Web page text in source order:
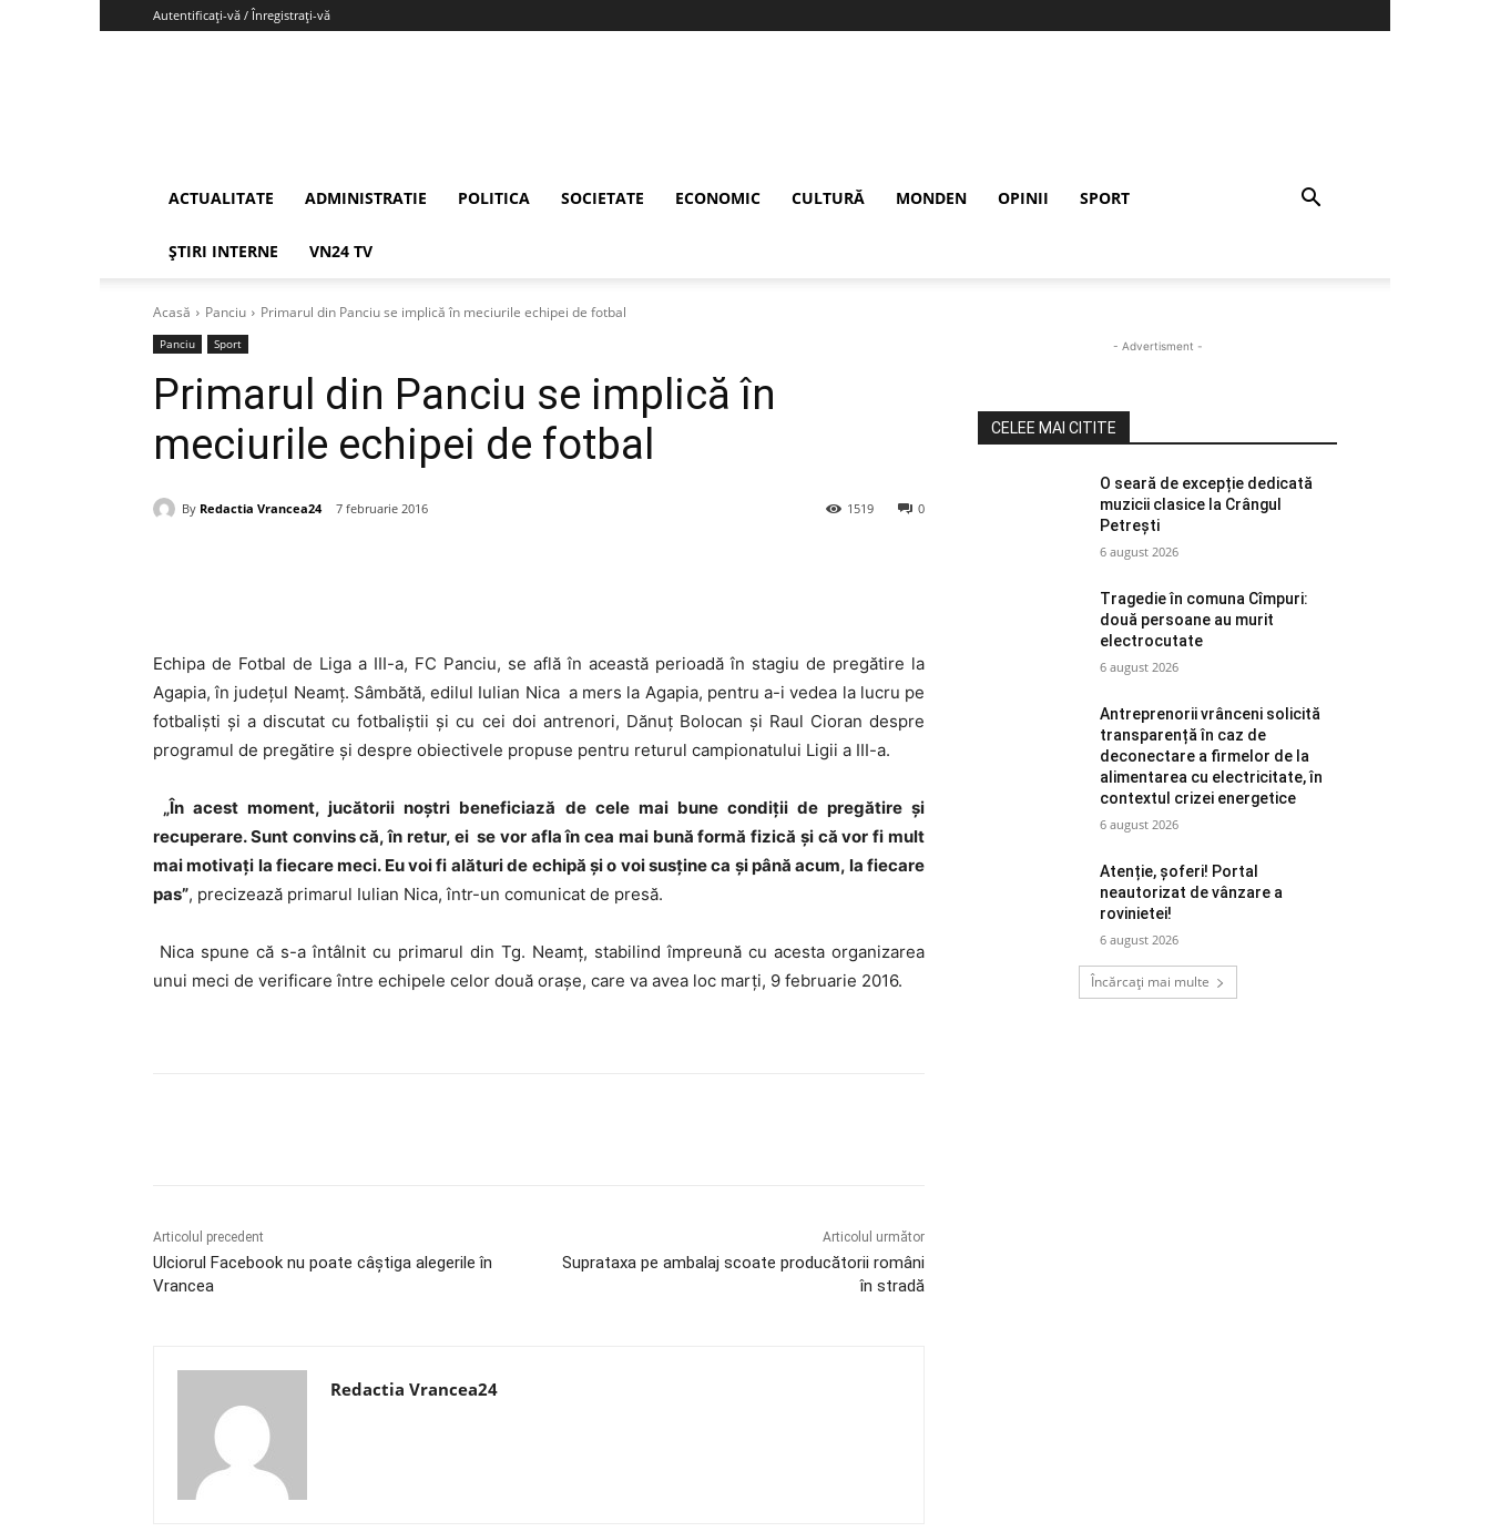
Autentificați-vă / Înregistrați-vă
ACTUALITATE ADMINISTRATIE POLITICA SOCIETATE ECONOMIC CULTURĂ MONDEN OPINII SPORT
ȘTIRI INTERNE VN24 TV
Acasă Panciu Primarul din Panciu se implică în meciurile echipei de fotbal
Panciu Sport
Primarul din Panciu se implică în
meciurile echipei de fotbal
By Redactia Vrancea24 7 februarie 2016 0
1519
Echipa de Fotbal de Liga a III-a, FC Panciu, se află în această perioadă în stagiu de pregătire la
Agapia, în județul Neamț. Sâmbătă, edilul Iulian Nica a mers la Agapia, pentru a-i vedea la lucru pe
fotbaliști și a discutat cu fotbaliştii şi cu cei doi antrenori, Dănuț Bolocan şi Raul Cioran despre
programul de pregătire şi despre obiectivele propuse pentru returul campionatului Ligii a III-a.
„În acest moment, jucătorii noştri beneficiază de cele mai bune condiții de pregătire şi
recuperare. Sunt convins că, în retur, ei se vor afla în cea mai bună formă fizică şi că vor fi mult
mai motivați la fiecare meci. Eu voi fi alături de echipă şi o voi susține ca și până acum, la fiecare
pas”, precizează primarul Iulian Nica, într-un comunicat de presă.
Nica spune că s-a întâlnit cu primarul din Tg. Neamț, stabilind împreună cu acesta organizarea
unui meci de verificare între echipele celor două oraşe, care va avea loc marți, 9 februarie 2016.
Articolul precedent
Ulciorul Facebook nu poate câștiga alegerile în
Vrancea
Articolul următor
Suprataxa pe ambalaj scoate producătorii români
în stradă
Redactia Vrancea24
- Advertisment -
CELEE MAI CITITE
O seară de excepție dedicată
muzicii clasice la Crângul
Petrești
6 august 2026
Tragedie în comuna Cîmpuri:
două persoane au murit
electrocutate
6 august 2026
Antreprenorii vrânceni solicită
transparență în caz de
deconectare a firmelor de la
alimentarea cu electricitate, în
contextul crizei energetice
6 august 2026
Atenție, șoferi! Portal
neautorizat de vânzare a
rovinietei!
6 august 2026
Încărcați mai multe